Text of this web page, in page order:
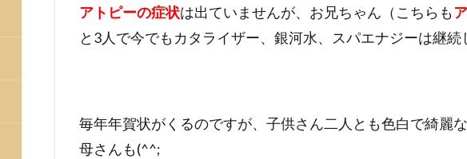
アトピーの症状は出ていませんが、お兄ちゃん（こちらも
と3人で今でもカタライザー、銀河水、スパエナジーは継続
毎年年賀状がくるのですが、子供さん二人とも色白で綺麗
母さんも(^^;